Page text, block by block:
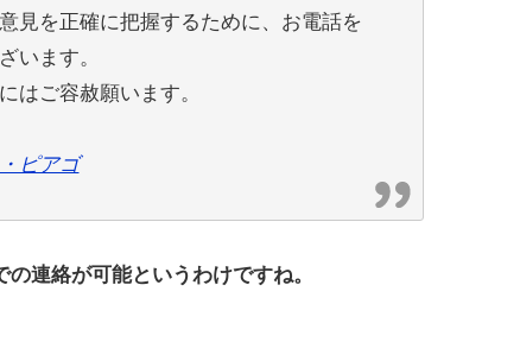
見を正確に把握するために、お電話を
います。
はご容赦願います。
ピアゴ
連絡が可能というわけですね。